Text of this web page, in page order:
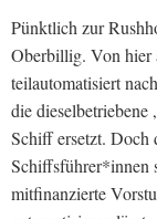
Pünktlich zur
Oberbillig. Von hier
teilautomatisiert
die dieselbetriebene
Schiff ersetzt. Doch
Schiffsführer*innen
mitfinanzierte